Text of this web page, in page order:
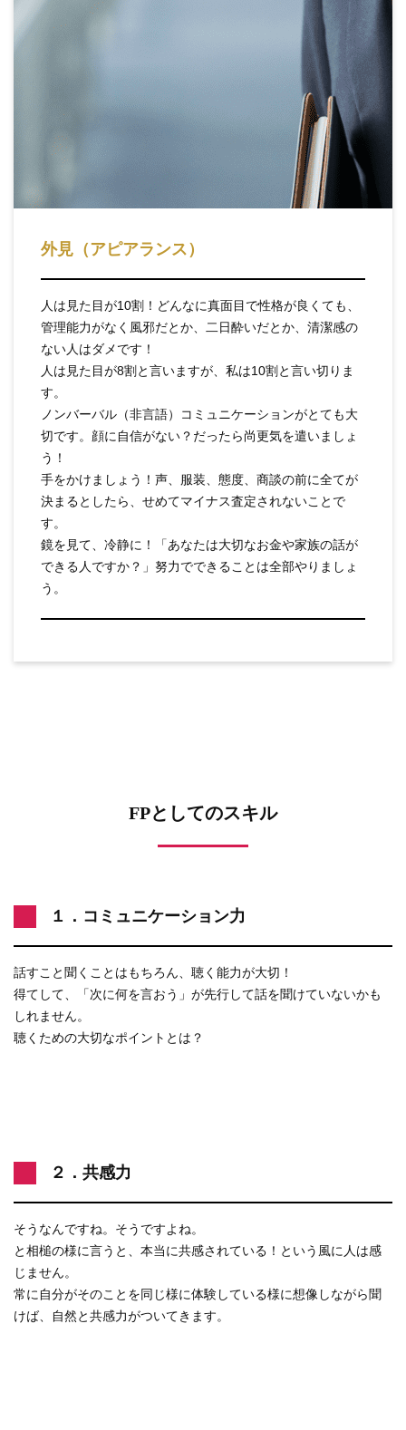
外見（アピアランス）
人は見た目が10割！どんなに真面目で性格が良くても、
管理能力がなく風邪だとか、二日酔いだとか、清潔感の
ない人はダメです！
人は見た目が8割と言いますが、私は10割と言い切りま
す。
ノンバーバル（非言語）コミュニケーションがとても大
切です。顔に自信がない？だったら尚更気を遣いましょ
う！
手をかけましょう！声、服装、態度、商談の前に全てが
決まるとしたら、せめてマイナス査定されないことで
す。
鏡を見て、冷静に！「あなたは大切なお金や家族の話が
できる人ですか？」努力でできることは全部やりましょ
う。
FPとしてのスキル
１．コミュニケーション力
話すこと聞くことはもちろん、聴く能力が大切！
得てして、「次に何を言おう」が先行して話を聞けていないかも
しれません。
聴くための大切なポイントとは？
２．共感力
そうなんですね。そうですよね。
と相槌の様に言うと、本当に共感されている！という風に人は感
じません。
常に自分がそのことを同じ様に体験している様に想像しながら聞
けば、自然と共感力がついてきます。